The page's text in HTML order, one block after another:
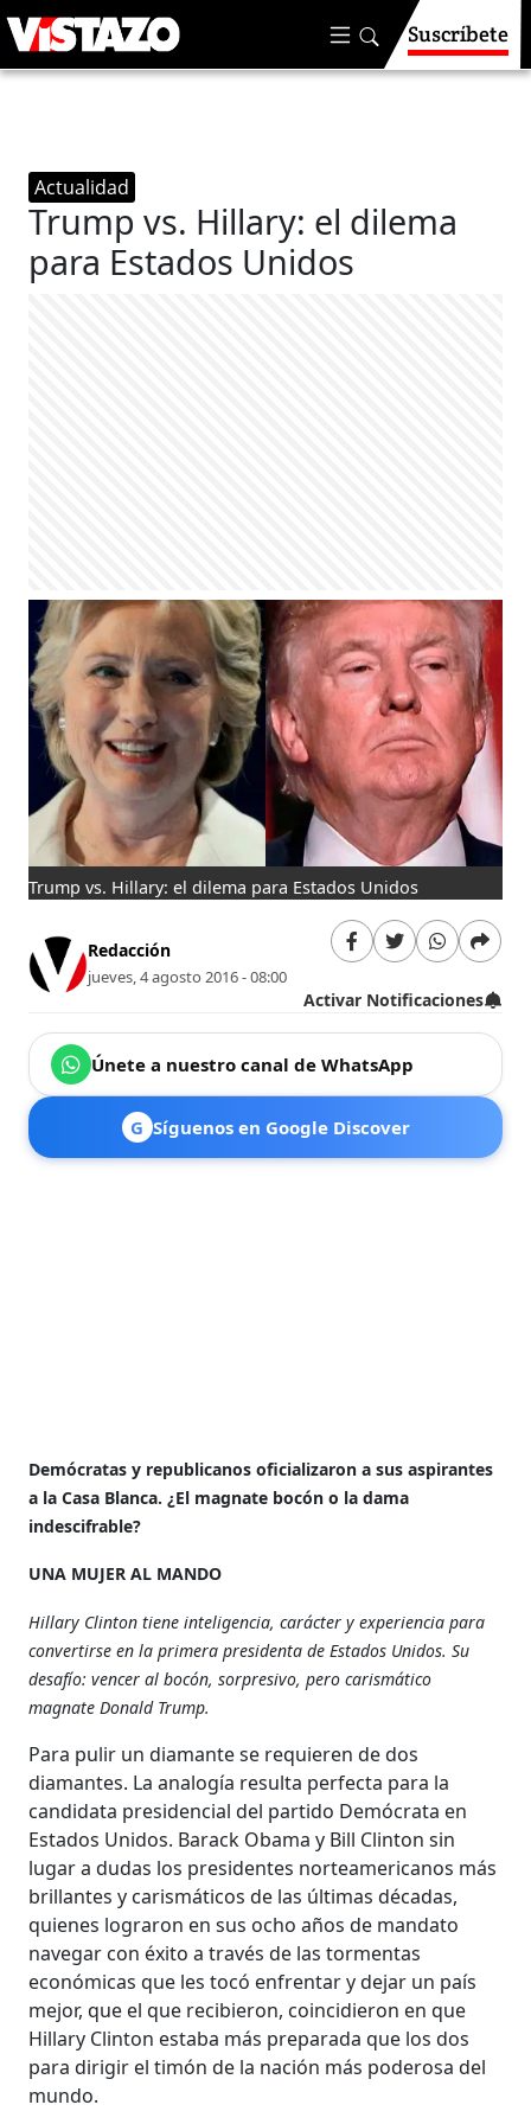
Suscríbete
Actualidad
Trump vs. Hillary: el dilema
para Estados Unidos
Trump vs. Hillary: el dilema para Estados Unidos
Redacción
jueves, 4 agosto 2016 - 08:00
Activar Notificaciones
Únete a nuestro canal de WhatsApp
G Síguenos en Google Discover
Demócratas y republicanos oficializaron a sus aspirantes
a la Casa Blanca.¿El magnate bocón o la dama
indescifrable?
UNA MUJER AL MANDO
Hillary Clinton tiene inteligencia, carácter y experiencia para
convertirse en la primera presidenta de Estados Unidos. Su
desafío: vencer al bocón, sorpresivo, pero carismático
magnate Donald Trump.
Para pulir un diamante se requieren de dos
diamantes. La analogía resulta perfecta para la
candidata presidencial del partido Demócrata en
Estados Unidos. Barack Obama y Bill Clinton sin
lugar a dudas los presidentes norteamericanos más
brillantes y carismáticos de las últimas décadas,
quienes lograron en sus ocho años de mandato
navegar con éxito a través de las tormentas
económicas que les tocó enfrentar y dejar un país
mejor, que el que recibieron, coincidieron en que
Hillary Clinton estaba más preparada que los dos
para dirigir el timón de la nación más poderosa del
mundo.